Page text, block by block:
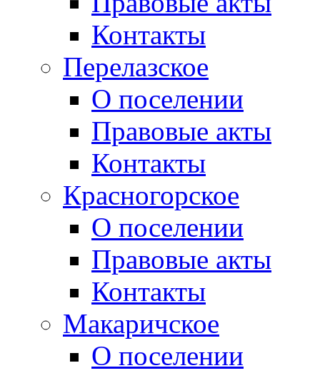
Контакты
Перелазское
О поселении
Правовые акты
Контакты
Красногорское
О поселении
Правовые акты
Контакты
Макаричское
О поселении